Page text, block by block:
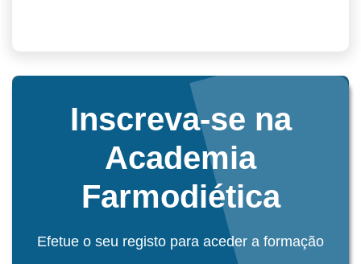
Inscreva-se na
Academia
Farmodiética
Efetue o seu registo para aceder a formação